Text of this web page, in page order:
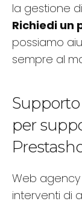
la gestione
Richiedi un
possiamo
sempre al
per
Web
interventi di